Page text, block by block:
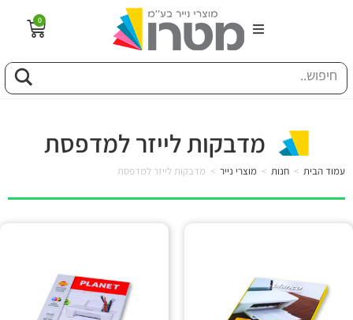
0
מדבקות לייזר למדפסת
עמוד הבית > חנות > מוצרי נייר > מדבקות לייזר למדפסת